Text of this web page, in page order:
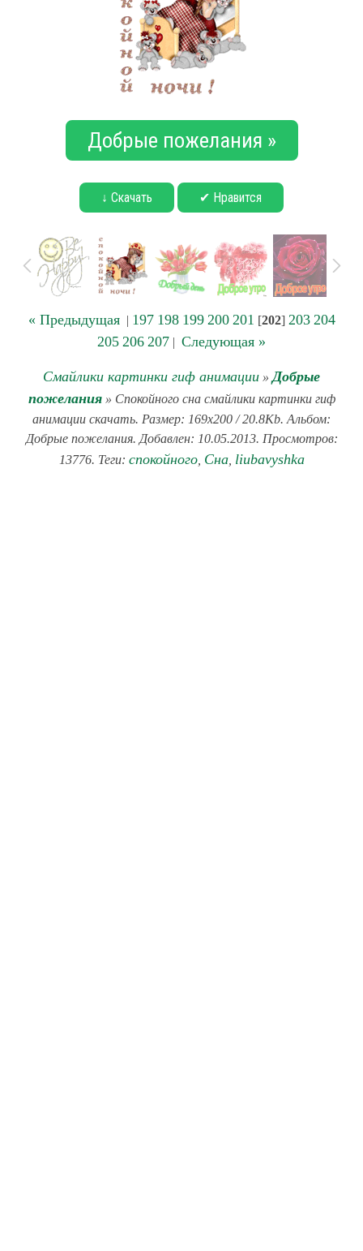
Добрые пожелания »
↓ Скачать ✔ Нравится
« Предыдущая| 197 198 199 200 201 [202] 203 204
205 206 207 | Следующая »
Смайлики картинки гиф анимации » Добрые
пожелания» Спокойного сна смайлики картинки гиф
анимации скачать. Размер: 169x200 / 20.8Kb. Альбом:
Добрые пожелания. Добавлен: 10.05.2013. Просмотров:
13776. Теги: спокойного, Сна, liubavyshka